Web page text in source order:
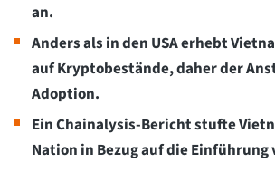
an.
Anders als in den USA erhebt
auf Kryptobestände, daher der
Adoption.
Ein Chainalysis-Bericht stufte
Nation in Bezug auf die Einführung